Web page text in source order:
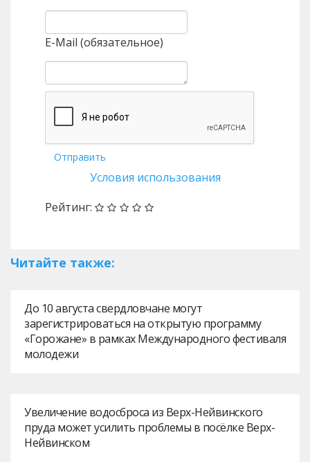
E-Mail (обязательное)
Отправить
Условия использования
Рейтинг:
Читайте также:
До 10 августа свердловчане могут
зарегистрироваться на открытую программу
«Горожане» в рамках Международного фестиваля
молодежи
Увеличение водосброса из Верх-Нейвинского
пруда может усилить проблемы в посёлке Верх-
Нейвинском